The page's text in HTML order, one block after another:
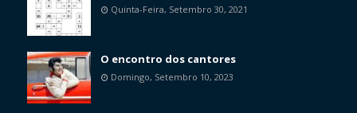
Quinta-Feira, Setembro 30, 2021
O encontro dos cantores
Domingo, Setembro 10, 2023